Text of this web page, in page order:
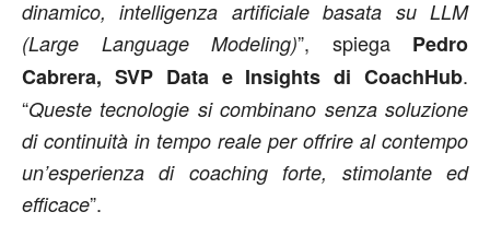
dinamico, intelligenza artificiale basata su LLM
(Large Language Modeling)”, spiega Pedro
Cabrera, SVP Data e Insights di CoachHub.
“Queste tecnologie si combinano senza soluzione
di continuità in tempo reale per offrire al contempo
un’esperienza di coaching forte, stimolante ed
efficace”.